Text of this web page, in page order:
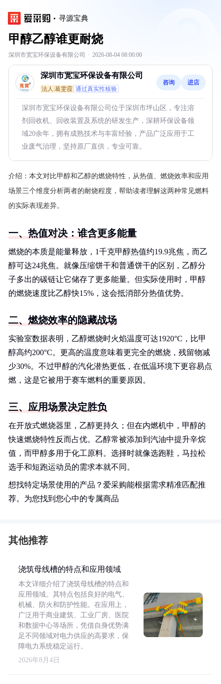
寻源宝典
甲醇乙醇谁更耐烧
深圳市宽宝环保设备有限公司 · 2026-08-04 08:00:00
深圳市宽宝环保设备有限公司
法人:葛雯霞 通过真实性核验
咨询 进店
深圳市宽宝环保设备有限公司位于深圳市坪山区，专注溶
剂回收机、回收装置及系统的研发生产，深耕环保设备领
域20余年，拥有成熟技术与丰富经验，产品广泛应用于工
业废气治理，坚持原厂直供，专业可靠。
介绍： 本文对比甲醇和乙醇的燃烧特性，从热值、燃烧效率和应用
场景三个维度分析两者的耐烧程度，帮助读者理解这两种常见燃料
的实际表现差异。
一、热值对决：谁含更多能量
燃烧的本质是能量释放，1千克甲醇热值约19.9兆焦，而乙
醇可达24兆焦。就像压缩饼干和普通饼干的区别，乙醇分
子多出的碳链让它储存了更多能量。但实际使用时，甲醇
的燃烧速度比乙醇快15%，这会抵消部分热值优势。
二、燃烧效率的隐藏战场
实验室数据表明，乙醇燃烧时火焰温度可达1920°C，比甲
醇高约200°C。更高的温度意味着更完全的燃烧，残留物减
少30%。不过甲醇的汽化潜热更低，在低温环境下更容易点
燃，这是它被用于赛车燃料的重要原因。
三、应用场景决定胜负
在开放式燃烧器里，乙醇更持久；但在内燃机中，甲醇的
快速燃烧特性反而占优。乙醇常被添加到汽油中提升辛烷
值，而甲醇多用于化工原料。选择时就像选跑鞋，马拉松
选手和短跑运动员的需求本就不同。
想找特定场景使用的产品？爱采购能根据需求精准匹配推
荐。为您找到您心中的专属商品
其他推荐
浇筑母线槽的特点和应用领域
本文详细介绍了浇筑母线槽的特点和
应用领域。其特点包括良好的电气、
机械、防火和防护性能。在应用上，
广泛用于商业建筑、工业厂房、医院
和数据中心等场所，凭借自身优势满
足不同领域对电力供应的高要求，保
障电力系统稳定运行。
2026年8月4日